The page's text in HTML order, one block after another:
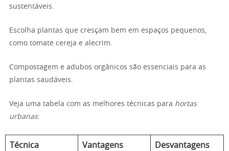
sustentáveis.
Escolha plantas que cresçam bem em espaços pequenos,
como tomate cereja e alecrim.
Compostagem e adubos orgânicos são essenciais para as
plantas saudáveis.
Veja uma tabela com as melhores técnicas para hortas
urbanas:
Técnica Vantagens Desvantagens